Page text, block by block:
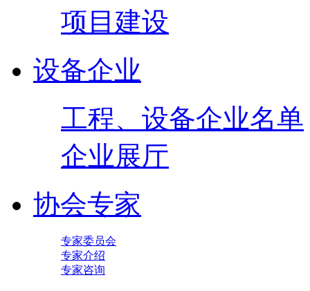
项目建设
设备企业
工程、设备企业名单
企业展厅
协会专家
专家委员会
专家介绍
专家咨询